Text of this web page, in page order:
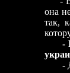
она
так,
-
-